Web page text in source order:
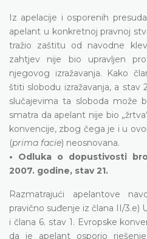
Iz apelacije i osporenih
apelant u konkretnoj pravnoj
tražio zaštitu od navodne
zahtjev nije bio upravljen
njegovog izražavanja. Kako
štiti slobodu izražavanja, a stav
slučajevima ta sloboda može
smatra da apelant nije bio
konvencije, zbog čega je i u
(prima facie) neosnovana.
• Odluka o dopustivosti
2007. godine, stav 21.
Razmatrajući apelantove
pravično suđenje iz člana II/3.e)
i člana 6. stav 1. Evropske
da je apelant osporio